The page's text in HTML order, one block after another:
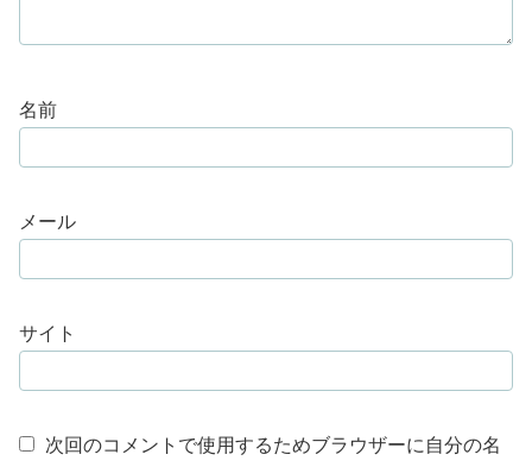
名前
メール
サイト
次回のコメントで使用するためブラウザーに自分の名